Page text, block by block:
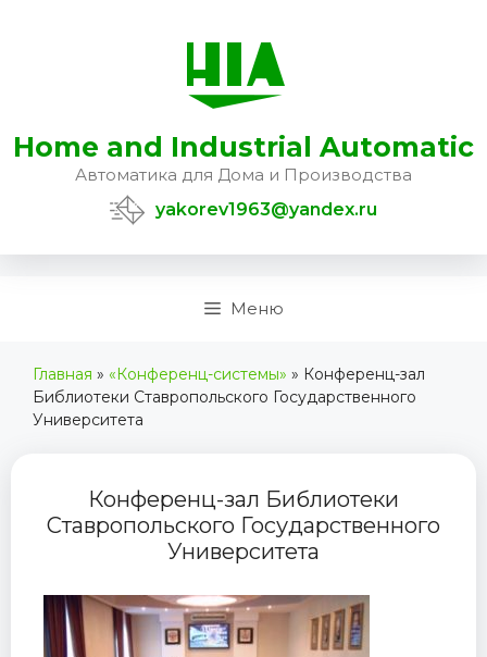
Home and Industrial Automatic
Автоматика для Дома и Производства
yakorev1963@yandex.ru
Меню
Главная » «Конференц-системы» » Конференц-зал
Библиотеки Ставропольского Государственного
Университета
Конференц-зал Библиотеки
Ставропольского Государственного
Университета